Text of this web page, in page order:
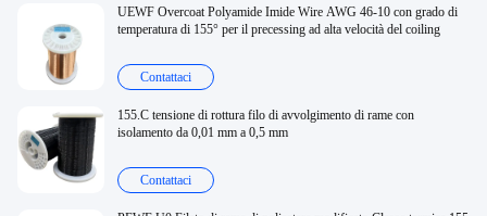
UEWF Overcoat Polyamide Imide Wire AWG 46-10 con grado di
temperatura di 155° per il precessing ad alta velocità del coiling
Contattaci
155.C tensione di rottura filo di avvolgimento di rame con
isolamento da 0,01 mm a 0,5 mm
Contattaci